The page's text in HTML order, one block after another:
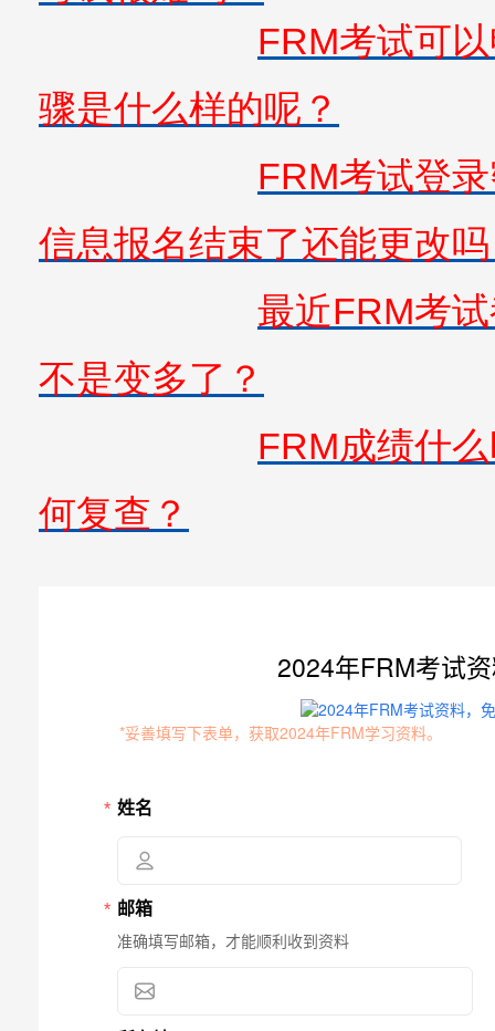
FRM考试可
骤是什么样的呢？
FRM考试登
信息报名结束了还能更改
最近FRM考
不是变多了？
FRM成绩什
何复查？